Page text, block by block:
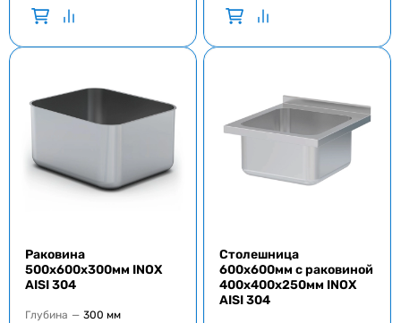
Раковина
500x600x300мм INOX
AISI 304
Глубина — 300 мм
Столешница
600x600мм с раковиной
400x400x250мм INOX
AISI 304